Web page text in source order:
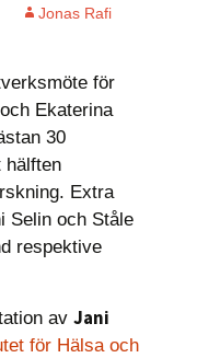
Jonas Rafi
för
Ekaterina
30
hälften
Extra
Selin och Ståle
respektive
av Jani
för Hälsa och